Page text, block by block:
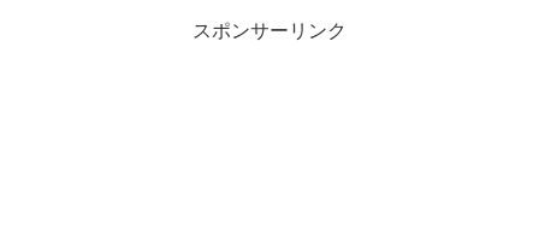
スポンサーリンク